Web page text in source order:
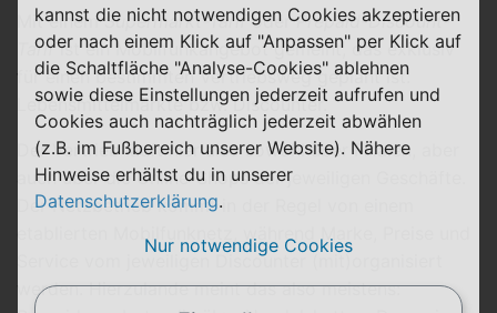
Mit einemSupermarkt-TarifoderPrepaid-Discount-
Tarifist ein Mobilfunkangebot gemeint, das exklusiv
für einen bestimmten Vertriebsweg geplant ist:
Lebensmittelmärkte bzw. Discounter.
Der Vertrieb läuft hier also sowohl über Filialen, aber
auch über die Online-Shops der jeweiligen Geschäfte.
Der Netzbetrieb kommt in der Regel von einem
etablierten Mobilfunknetz, während Marke, Preise und
Service vom jeweiligen Discounter (mit)organisiert
werden. Hierzulande meint das also meistens:
kannst die nicht notwendigen Cookies akzeptieren
oder nach einem Klick auf "Anpassen" per Klick auf
die Schaltfläche "Analyse-Cookies" ablehnen
sowie diese Einstellungen jederzeit aufrufen und
Cookies auch nachträglich jederzeit abwählen
(z.B. im Fußbereich unserer Website). Nähere
Hinweise erhältst du in unserer
Datenschutzerklärung.
Nur notwendige Cookies